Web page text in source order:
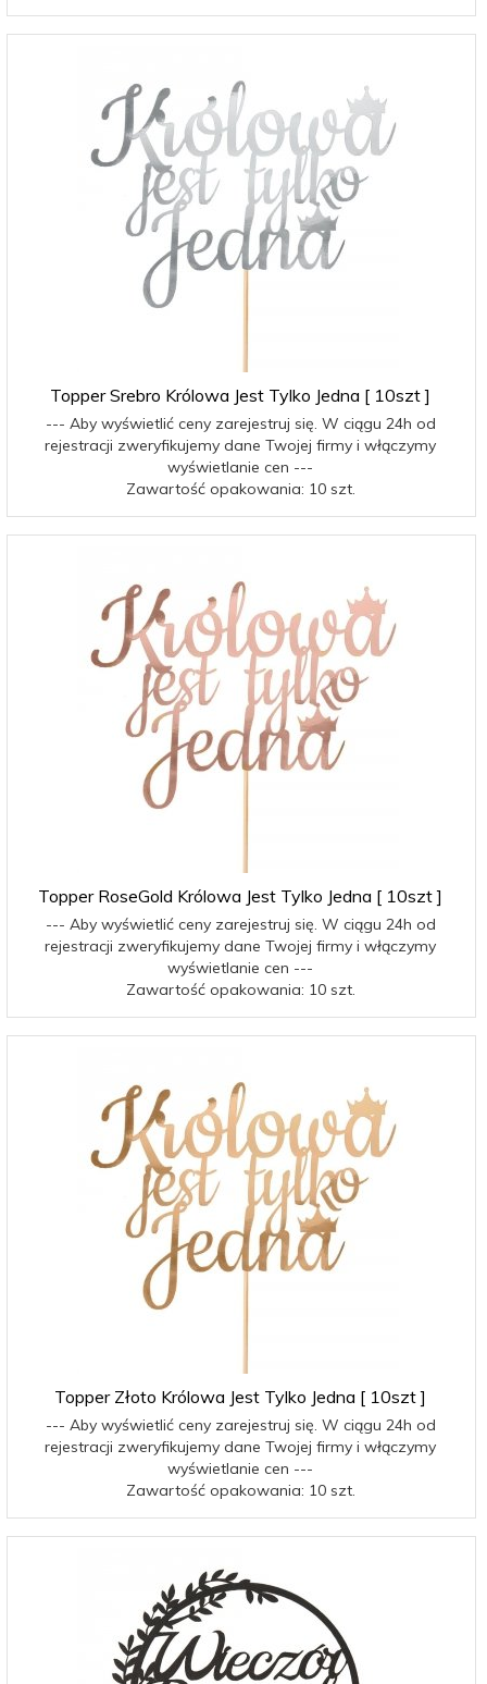
Topper Srebro Królowa Jest Tylko Jedna [ 10szt ]
--- Aby wyświetlić ceny zarejestruj się. W ciągu 24h od
rejestracji zweryfikujemy dane Twojej firmy i włączymy
wyświetlanie cen ---
Zawartość opakowania: 10 szt.
Topper RoseGold Królowa Jest Tylko Jedna [ 10szt ]
--- Aby wyświetlić ceny zarejestruj się. W ciągu 24h od
rejestracji zweryfikujemy dane Twojej firmy i włączymy
wyświetlanie cen ---
Zawartość opakowania: 10 szt.
Topper Złoto Królowa Jest Tylko Jedna [ 10szt ]
--- Aby wyświetlić ceny zarejestruj się. W ciągu 24h od
rejestracji zweryfikujemy dane Twojej firmy i włączymy
wyświetlanie cen ---
Zawartość opakowania: 10 szt.